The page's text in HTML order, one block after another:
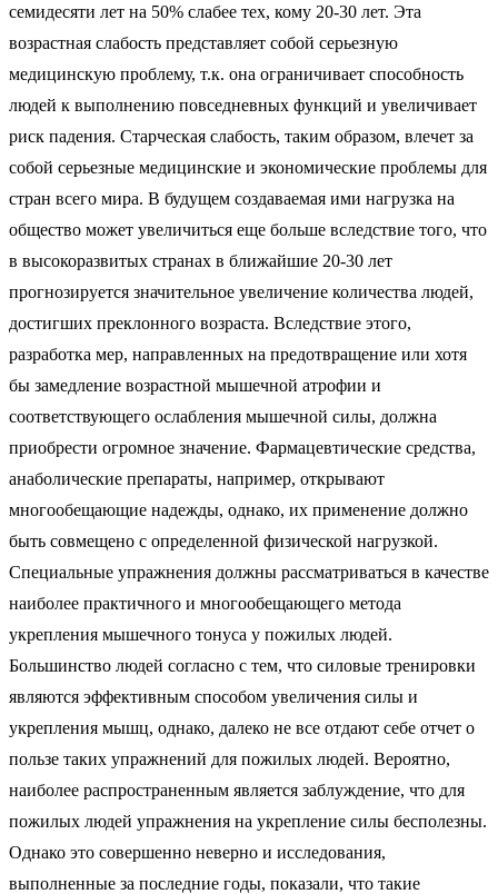
семидесяти лет на 50% слабее тех, кому 20-30 лет. Эта
возрастная слабость представляет собой серьезную
медицинскую проблему, т.к. она ограничивает способность
людей к выполнению повседневных функций и увеличивает
риск падения. Старческая слабость, таким образом, влечет за
собой серьезные медицинские и экономические проблемы для
стран всего мира. В будущем создаваемая ими нагрузка на
общество может увеличиться еще больше вследствие того, что
в высокоразвитых странах в ближайшие 20-30 лет
прогнозируется значительное увеличение количества людей,
достигших преклонного возраста. Вследствие этого,
разработка мер, направленных на предотвращение или хотя
бы замедление возрастной мышечной атрофии и
соответствующего ослабления мышечной силы, должна
приобрести огромное значение. Фармацевтические средства,
анаболические препараты, например, открывают
многообещающие надежды, однако, их применение должно
быть совмещено с определенной физической нагрузкой.
Специальные упражнения должны рассматриваться в качестве
наиболее практичного и многообещающего метода
укрепления мышечного тонуса у пожилых людей.
Большинство людей согласно с тем, что силовые тренировки
являются эффективным способом увеличения силы и
укрепления мышц, однако, далеко не все отдают себе отчет о
пользе таких упражнений для пожилых людей. Вероятно,
наиболее распространенным является заблуждение, что для
пожилых людей упражнения на укрепление силы бесполезны.
Однако это совершенно неверно и исследования,
выполненные за последние годы, показали, что такие